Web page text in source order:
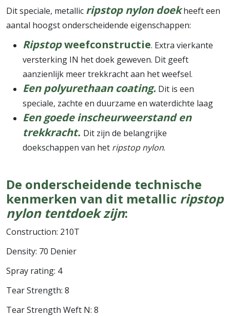
Dit speciale, metallic ripstop nylon doekheeft een
aantal hoogst onderscheidende eigenschappen:
Ripstopweefconstructie. Extra vierkante
versterking IN het doek geweven. Dit geeft
aanzienlijk meer trekkracht aan het weefsel.
Een polyurethaan coating. Dit is een
speciale, zachte en duurzame en waterdichte laag
Een goede inscheurweerstand en
trekkracht. Dit zijn de belangrijke
doekschappen van het ripstop nylon.
De onderscheidende technische
kenmerken van dit metallic ripstop
nylon tentdoek zijn:
Construction: 210T
Density: 70 Denier
Spray rating: 4
Tear Strength: 8
Tear Strength Weft N: 8